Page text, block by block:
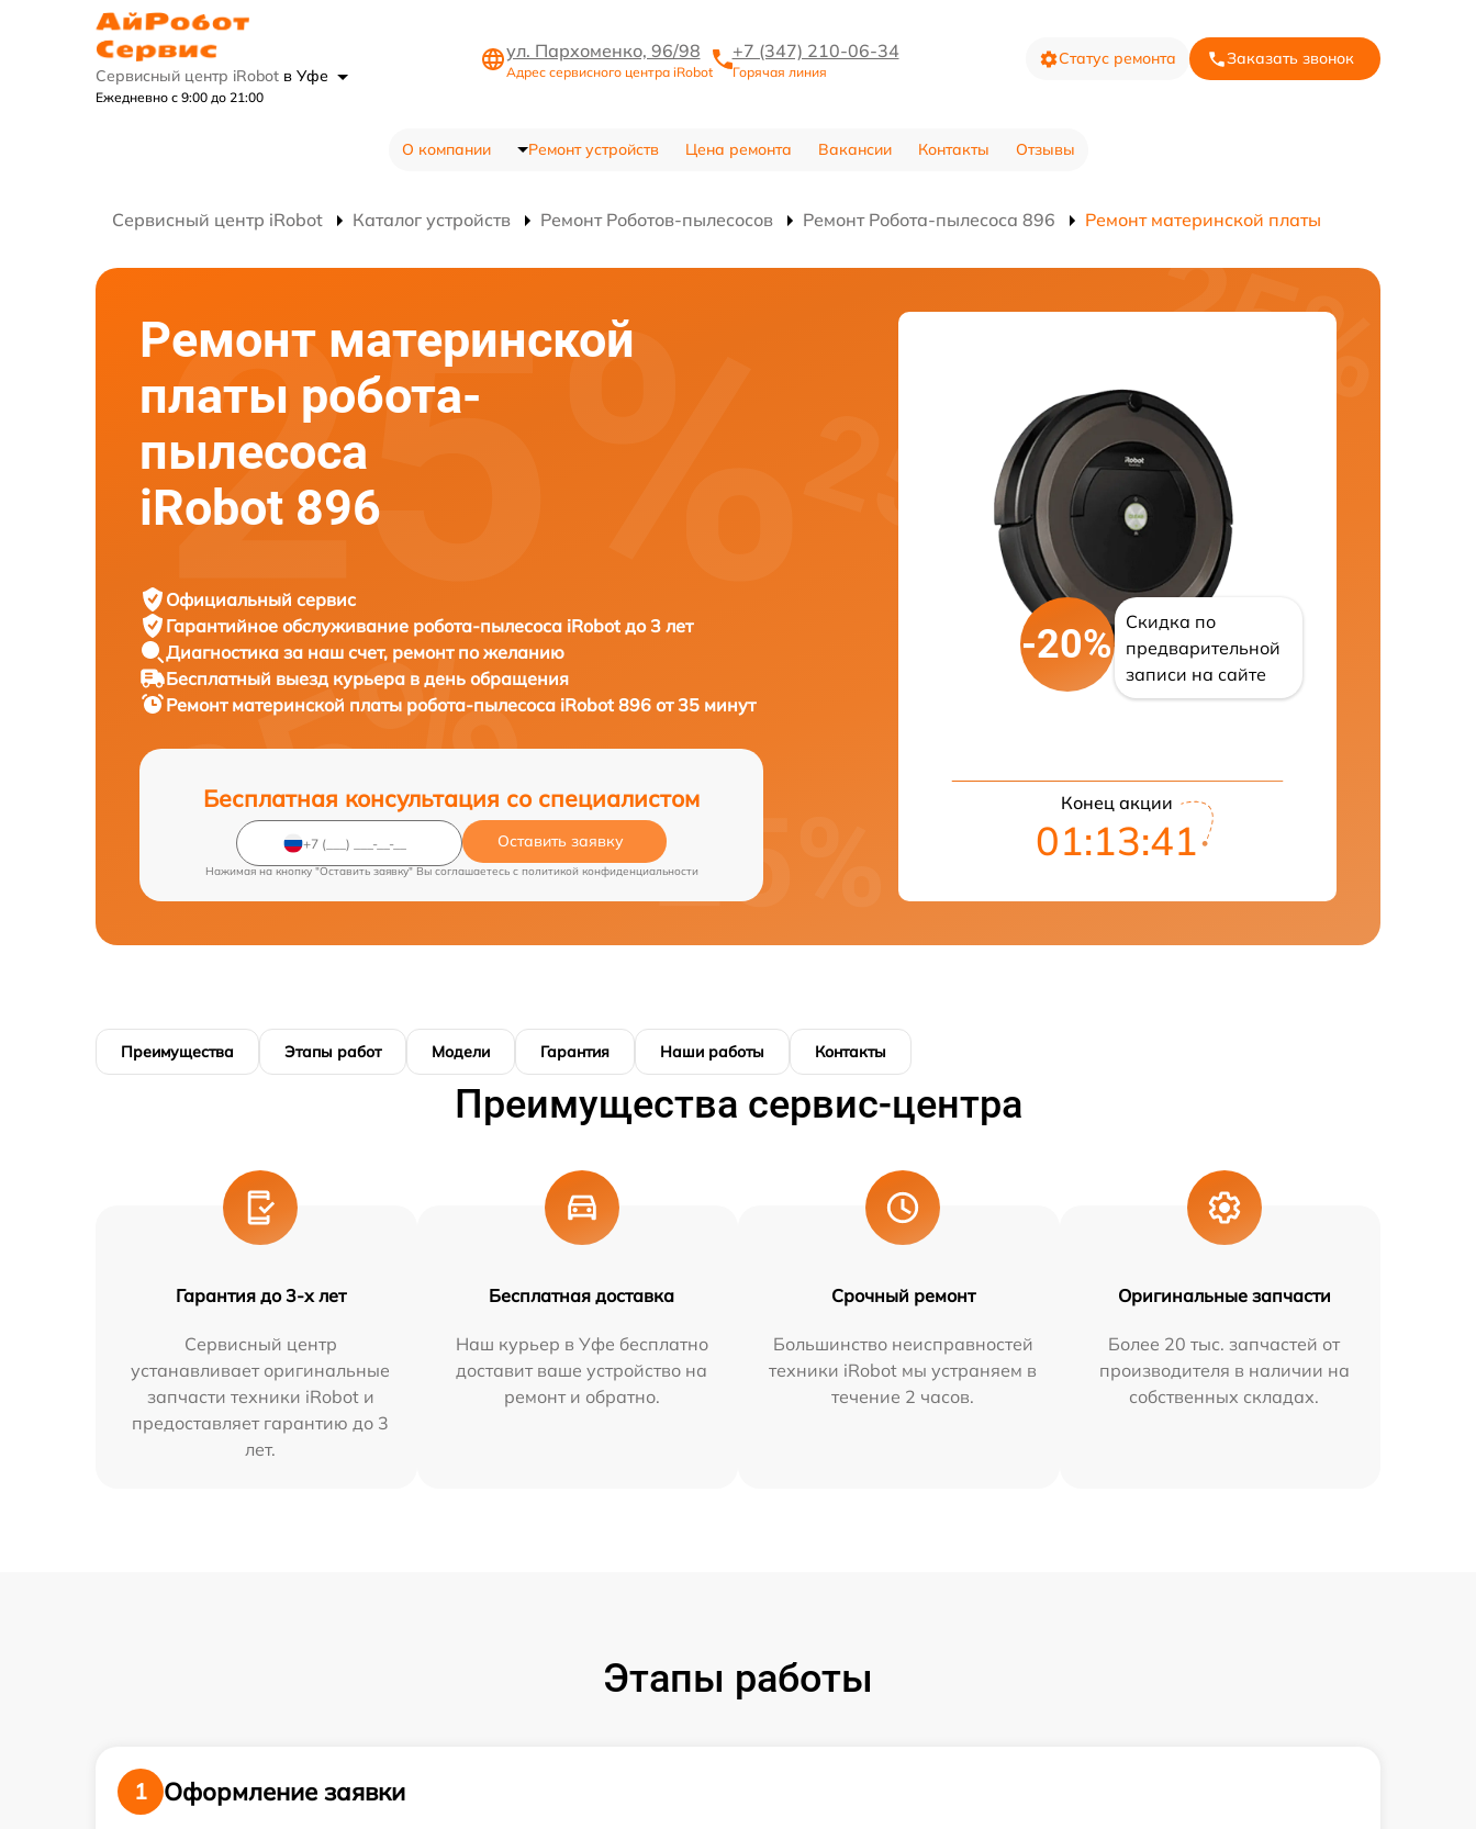
Сервисный центр iRobot в Уфе
Ежедневно с 9:00 до 21:00
ул. Пархоменко, 96/98
Адрес сервисного центра iRobot
+7 (347) 210-06-34
Горячая линия
Статус ремонта Заказать звонок
О компании Ремонт устройств Цена ремонта Вакансии Контакты Отзывы
Сервисный центр iRobot Каталог устройств Ремонт Роботов-пылесосов Ремонт Робота-пылесоса 896 Ремонт материнской платы
Ремонт материнской
платы робота-
пылесоса
iRobot 896
Официальный сервис
Гарантийное обслуживание робота-пылесоса iRobot до 3 лет
Диагностика за наш счет, ремонт по желанию
Бесплатный выезд курьера в день обращения
Ремонт материнской платы робота-пылесоса iRobot 896 от 35 минут
Бесплатная консультация со специалистом
Оставить заявку
Нажимая на кнопку "Оставить заявку" Вы соглашаетесь c политикой конфиденциальности
-20%
Скидка по
предварительной
записи на сайте
Конец акции
01:13:40
Преимущества Этапы работ Модели Гарантия Наши работы Контакты
Преимущества сервис-центра
Гарантия до 3-х лет
Сервисный центр
устанавливает оригинальные
запчасти техники iRobot и
предоставляет гарантию до 3
лет.
Бесплатная доставка
Наш курьер в Уфе бесплатно
доставит ваше устройство на
ремонт и обратно.
Срочный ремонт
Большинство неисправностей
техники iRobot мы устраняем в
течение 2 часов.
Оригинальные запчасти
Более 20 тыс. запчастей от
производителя в наличии на
собственных складах.
Этапы работы
1
Оформление заявки